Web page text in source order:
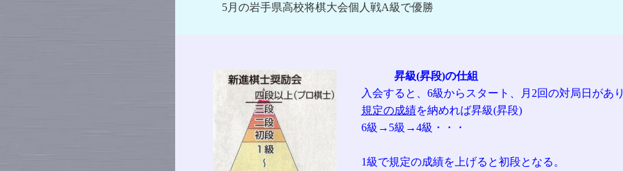
5月の岩手県高校将棋大会個人戦A級で優勝
昇級(昇段)の仕組
入会すると、6級からスタート、月2回の対局日があり
規定の成績を納めれば昇級(昇段)
6級→5級→4級・・・
1級で規定の成績を上げると初段となる。